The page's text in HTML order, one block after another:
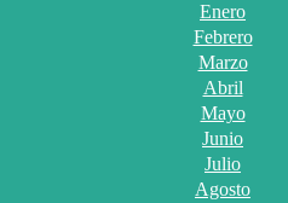
Enero
Febrero
Marzo
Abril
Mayo
Junio
Julio
Agosto